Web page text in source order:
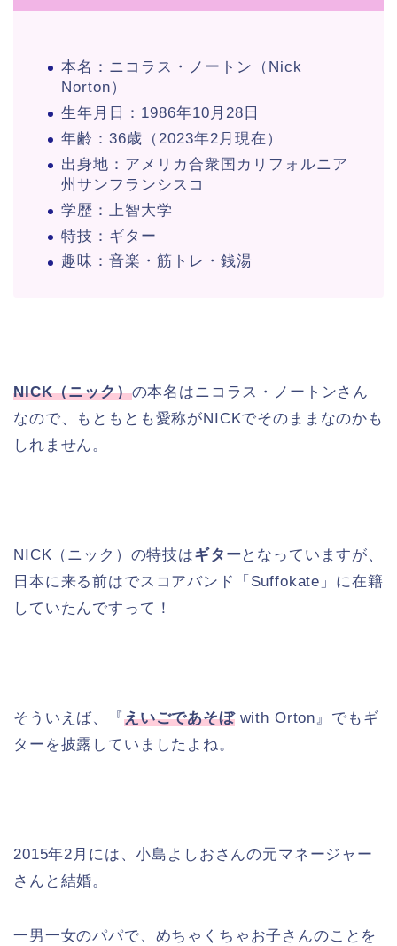
本名：ニコラス・ノートン（Nick
Norton）
生年月日：1986年10月28日
年齢：36歳（2023年2月現在）
出身地：アメリカ合衆国カリフォルニア
州サンフランシスコ
学歴：上智大学
特技：ギター
趣味：音楽・筋トレ・銭湯
NICK（ニック）の本名はニコラス・ノートンさん
なので、もともとも愛称がNICKでそのままなのかも
しれません。
NICK（ニック）の特技はギターとなっていますが、
日本に来る前はでスコアバンド「Suffokate」に在籍
していたんですって！
そういえば、『 えいごであそぼwith Orton』でもギ
ターを披露していましたよね。
2015年2月には、小島よしおさんの元マネージャー
さんと結婚。
一男一女のパパで、めちゃくちゃお子さんのことを